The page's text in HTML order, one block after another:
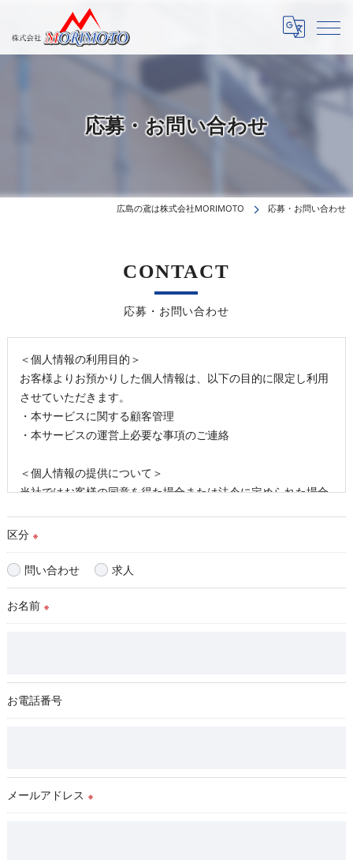
応募・お問い合わせ
広島の鳶は株式会社MORIMOTO 応募・お問い合わせ
応募・お問い合わせ
CONTACT
＜個人情報の利用目的＞
お客様よりお預かりした個人情報は、以下の目的に限定し利用
させていただきます。
・本サービスに関する顧客管理
・本サービスの運営上必要な事項のご連絡
＜個人情報の提供について＞
当社ではお客様の同意を得た場合または法令に定められた場合
取得した個人情報を第三者に提供することはいたしません。
＜個人情報の委託について＞
当社では、利用目的の達成に必要な範囲において、個人情報を
外部に委託する場合があります。
これらの委託先に対しては個人情報保護契約等の措置をとり、
＜個人情報の安全管理＞
当社では、個人情報の漏洩等がなされないよう、適切に安全管
理対策を実施します。
必要な情報を頂けない場合は、それに対応した当社のサービス
をご提供できない場合がございますので予めご了承ください。
区分 ※
問い合わせ 求人
お名前 ※
お電話番号
メールアドレス ※